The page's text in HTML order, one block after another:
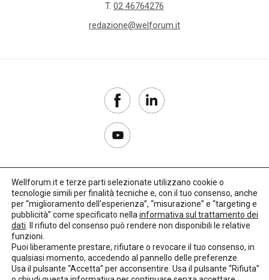
T. 02 46764276
redazione@welforum.it
Copyright 2017–2026
Privacy Policy
Credits: LO Studio
Wellforum.it e terze parti selezionate utilizzano cookie o
tecnologie simili per finalità tecniche e, con il tuo consenso, anche
per “miglioramento dell'esperienza”, “misurazione” e “targeting e
pubblicità” come specificato nella informativa sul trattamento dei
dati . Il rifiuto del consenso può rendere non disponibili le relative
funzioni.
Puoi liberamente prestare, rifiutare o revocare il tuo consenso, in
qualsiasi momento, accedendo al pannello delle preferenze.
Usa il pulsante “Accetta” per acconsentire. Usa il pulsante “Rifiuta”